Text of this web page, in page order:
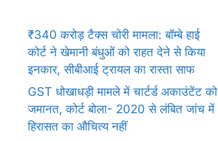
₹340 करोड़ टैक्स चोरी मामला: बॉम्बे हाई
कोर्ट ने खेमानी बंधुओं को राहत देने से किया
इनकार, सीबीआई ट्रायल का रास्ता साफ
GST धोखाधड़ी मामले में चार्टर्ड अकाउंटेंट को
जमानत, कोर्ट बोला- 2020 से लंबित जांच में
हिरासत का औचित्य नहीं